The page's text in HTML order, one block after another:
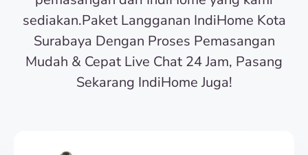
sediakan.Paket Langganan IndiHome Kota
Surabaya Dengan Proses Pemasangan
Mudah & Cepat Live Chat 24 Jam, Pasang
Sekarang IndiHome Juga!